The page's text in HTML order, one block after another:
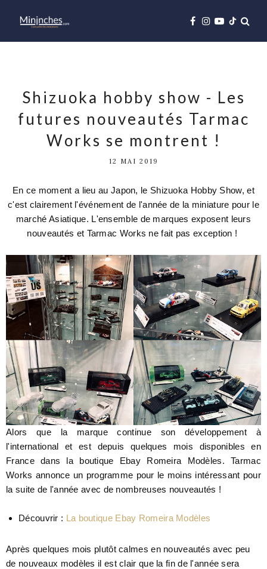
Shizuoka hobby show - Les
futures nouveautés Tarmac
Works se montrent !
12 MAI 2019
En ce moment a lieu au Japon, le Shizuoka Hobby Show, et
c'est clairement l'événement de l'année de la miniature pour le
marché Asiatique. L'ensemble de marques exposent leurs
nouveautés et Tarmac Works ne fait pas exception !
Alors que la marque continue son développement à
l'international et est depuis quelques mois disponibles en
France dans la boutique Ebay Romeira Modèles. Tarmac
Works annonce un programme pour le moins intéressant pour
la suite de l'année avec de nombreuses nouveautés !
Découvrir : La boutique Ebay Romeira Modèles
Après quelques mois plutôt calmes en nouveautés avec peu
de nouveaux modèles il est clair que la fin de l'année sera